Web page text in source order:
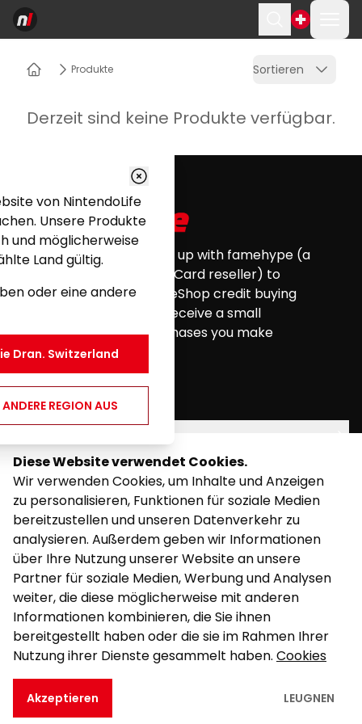
Suchen
Produkte Sortieren
Derzeit sind keine Produkte verfügbar.
Diese Website verwendet Cookies.
Wir verwenden Cookies, um Inhalte und Anzeigen
zu personalisieren, Funktionen für soziale Medien
bereitzustellen und unseren Datenverkehr zu
analysieren. Außerdem geben wir Informationen
über Ihre Nutzung unserer Website an unsere
Partner für soziale Medien, Werbung und Analysen
weiter, die diese möglicherweise mit anderen
Informationen kombinieren, die Sie ihnen
bereitgestellt haben oder die sie im Rahmen Ihrer
Nutzung ihrer Dienste gesammelt haben. Cookies
Akzeptieren LEUGNEN
Nintendo Life has teamed up with famehype (a
certified Nintendo eShop Card reseller) to
provide you with all your eShop credit buying
needs. Nintendo Life will receive a small
commission for any purchases you make
through this website.
youtubetwitterfacebook
RECHT
UNTERSTÜTZUNG
©2026Powered by Kalixo.
von NintendoLife
Unsere Produkte
und möglicherweise
Land gültig.
oder eine andere
Dran. Switzerland
REGION AUS